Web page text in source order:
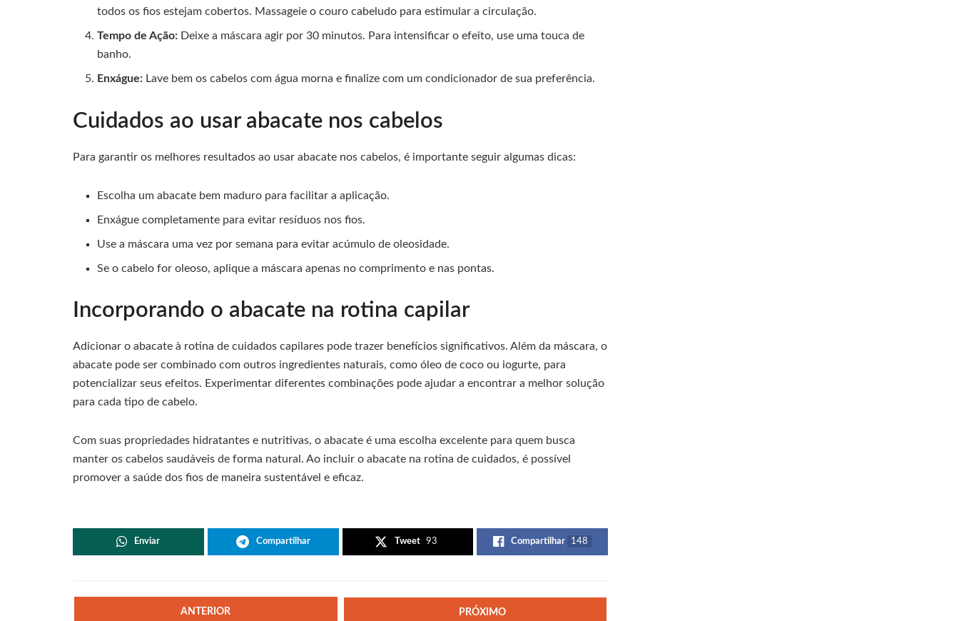
todos os fios estejam cobertos. Massageie o couro cabeludo para estimular a circulação.
Tempo de Ação: Deixe a máscara agir por 30 minutos. Para intensificar o efeito, use uma touca de
banho.
Enxágue: Lave bem os cabelos com água morna e finalize com um condicionador de sua preferência.
Cuidados ao usar abacate nos cabelos
Para garantir os melhores resultados ao usar abacate nos cabelos, é importante seguir algumas dicas:
Escolha um abacate bem maduro para facilitar a aplicação.
Enxágue completamente para evitar resíduos nos fios.
Use a máscara uma vez por semana para evitar acúmulo de oleosidade.
Se o cabelo for oleoso, aplique a máscara apenas no comprimento e nas pontas.
Incorporando o abacate na rotina capilar
Adicionar o abacate à rotina de cuidados capilares pode trazer benefícios significativos. Além da máscara, o
abacate pode ser combinado com outros ingredientes naturais, como óleo de coco ou iogurte, para
potencializar seus efeitos. Experimentar diferentes combinações pode ajudar a encontrar a melhor solução
para cada tipo de cabelo.
Com suas propriedades hidratantes e nutritivas, o abacate é uma escolha excelente para quem busca
manter os cabelos saudáveis de forma natural. Ao incluir o abacate na rotina de cuidados, é possível
promover a saúde dos fios de maneira sustentável e eficaz.
Enviar Compartilhar Tweet 93 Compartilhar 148
ANTERIOR PRÓXIMO